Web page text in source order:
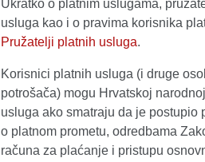
Ukratko o platnim uslugama,
usluga kao i o pravima korisnika
Pružatelji platnih usluga.
Korisnici platnih usluga (i druge
potrošača) mogu Hrvatskoj
usluga ako smatraju da je postupio
o platnom prometu, odredbama
računa za plaćanje i pristupu